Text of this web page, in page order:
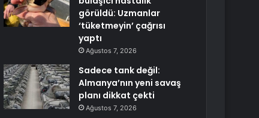
görüldü: Uzmanlar
‘tüketmeyin’ çağrısı
yaptı
Ağustos 7, 2026
Sadece tank değil:
Almanya’nın yeni savaş
planı dikkat çekti
Ağustos 7, 2026